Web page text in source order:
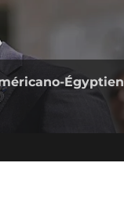
Égyptien